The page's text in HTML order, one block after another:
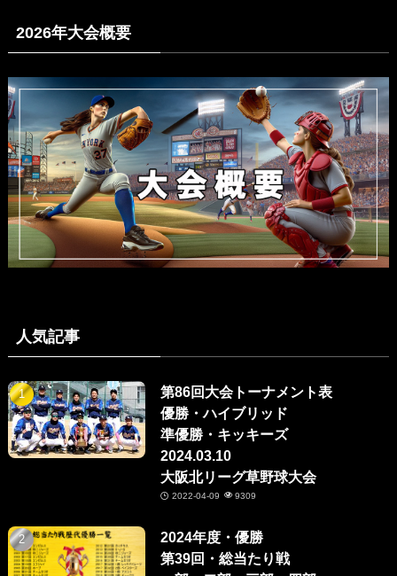
2026年大会概要
人気記事
第86回大会トーナメント表
優勝・ハイブリッド
準優勝・キッキーズ
2024.03.10
大阪北リーグ草野球大会
2022-04-09 9309
2024年度・優勝
第39回・総当たり戦